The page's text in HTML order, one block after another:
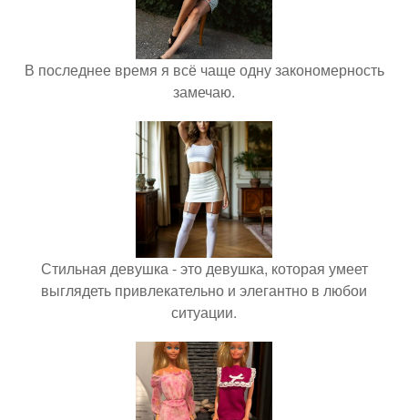
В последнее время я всё чаще одну закономерность
замечаю.
Стильная девушка - это девушка, которая умеет
выглядеть привлекательно и элегантно в любои
ситуации.